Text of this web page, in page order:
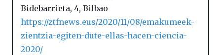
Bidebarrieta, 4, Bilbao
https://ztfnews.eus/2020/11/08/emakumeek-
zientzia-egiten-dute-ellas-hacen-ciencia-
2020/